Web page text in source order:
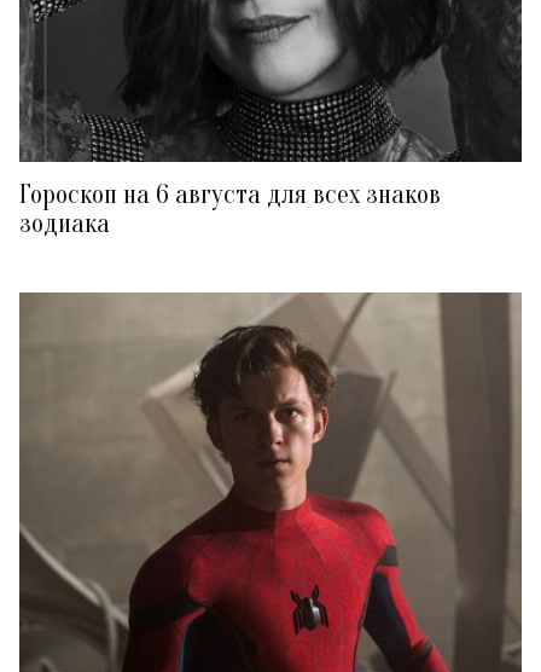
Гороскоп на 6 августа для всех знаков
зодиака